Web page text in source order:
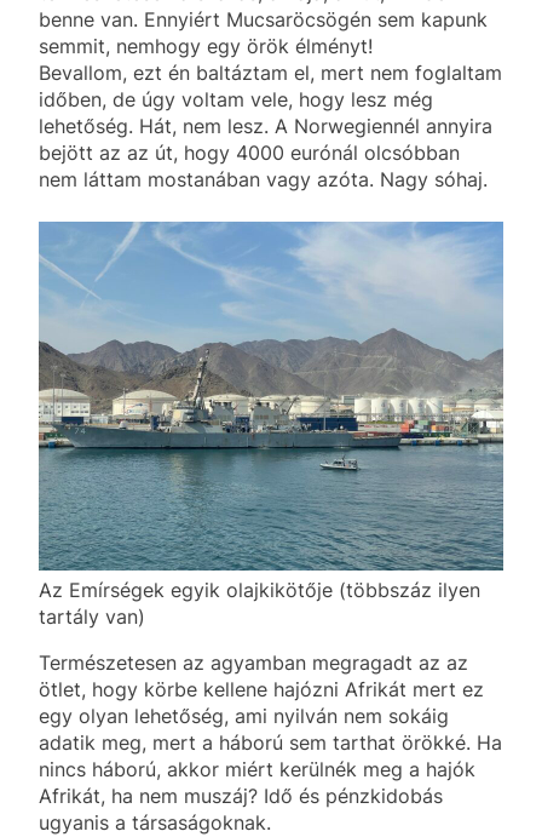
benne van. Ennyiért Mucsaröcsögén sem kapunk
semmit, nemhogy egy örök élményt!
Bevallom, ezt én baltáztam el, mert nem foglaltam
időben, de úgy voltam vele, hogy lesz még
lehetőség. Hát, nem lesz. A Norwegiennél annyira
bejött az az út, hogy 4000 eurónál olcsóbban
nem láttam mostanában vagy azóta. Nagy sóhaj.
Az Emírségek egyik olajkikötője (többszáz ilyen
tartály van)
Természetesen az agyamban megragadt az az
ötlet, hogy körbe kellene hajózni Afrikát mert ez
egy olyan lehetőség, ami nyilván nem sokáig
adatik meg, mert a háború sem tarthat örökké. Ha
nincs háború, akkor miért kerülnék meg a hajók
Afrikát, ha nem muszáj? Idő és pénzkidobás
ugyanis a társaságoknak.